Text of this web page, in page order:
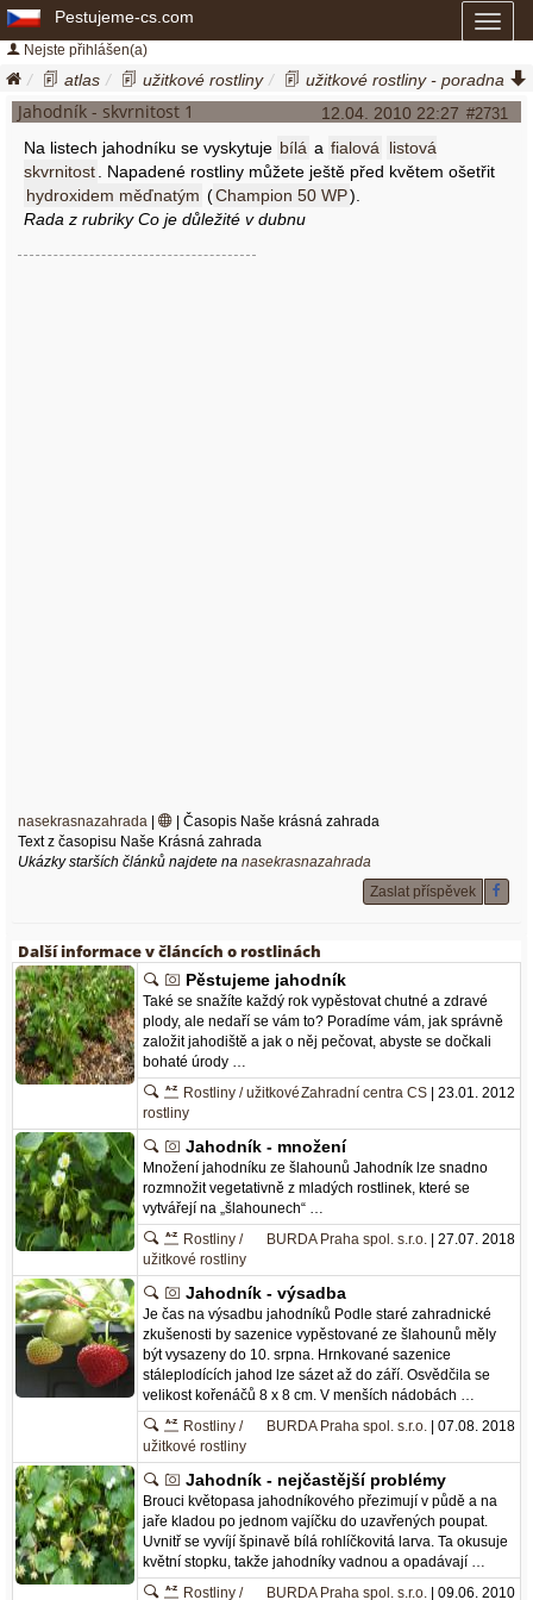
Pestujeme-cs.com
Nejste přihlášen(a)
atlas užitkové rostliny
užitkové rostliny - poradna
/ jahodník - skvrnitost
12.04. 2010 22:27 #2731
Jahodník - skvrnitost 1
Na listech jahodníku se vyskytuje bílá a fialová
listová
skvrnitost
. Napadené rostliny můžete ještě před květem ošetřit
hydroxidem měďnatým (Champion 50 WP).
Rada z rubriky Co je důležité v dubnu
nasekrasnazahrada
| Časopis Naše krásná zahrada
Text z časopisu Naše Krásná zahrada
Ukázky starších článků najdete na nasekrasnazahrada
Zaslat příspěvek
Další informace v článcích o rostlinách
Pěstujeme jahodník
Také se snažíte každý rok vypěstovat chutné a zdravé
plody, ale nedaří se vám to? Poradíme vám, jak správně
založit jahodiště a jak o něj pečovat, abyste se dočkali
bohaté úrody …
Zahradní centra CS | 23.01. 2012
Rostliny / užitkové
rostliny
Jahodník - množení
Množení jahodníku ze šlahounů Jahodník lze snadno
rozmnožit vegetativně z mladých rostlinek, které se
vytvářejí na „šlahounech“ …
BURDA Praha spol. s.r.o. | 27.07. 2018
Rostliny /
užitkové rostliny
Jahodník - výsadba
Je čas na výsadbu jahodníků Podle staré zahradnické
zkušenosti by sazenice vypěstované ze šlahounů měly
být vysazeny do 10. srpna. Hrnkované sazenice
stáleplodících jahod lze sázet až do září. Osvědčila se
velikost kořenáčů 8 x 8 cm. V menších nádobách …
BURDA Praha spol. s.r.o. | 07.08. 2018
Rostliny /
užitkové rostliny
Jahodník - nejčastější problémy
Brouci květopasa jahodníkového přezimují v půdě a na
jaře kladou po jednom vajíčku do uzavřených poupat.
Uvnitř se vyvíjí špinavě bílá rohlíčkovitá larva. Ta okusuje
květní stopku, takže jahodníky vadnou a opadávají …
BURDA Praha spol. s.r.o. | 09.06. 2010
Rostliny /